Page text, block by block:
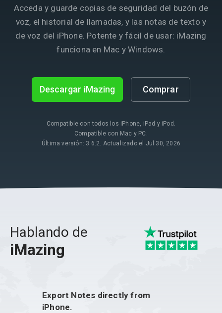
Acceda y guarde copias de seguridad del buzón de
voz, el historial de llamadas, y las notas de texto y
de voz del iPhone. Potente y fácil de usar: iMazing
funciona en Mac y Windows.
Descargar iMazing Comprar
Compatible con todos los iPhone, iPad y iPod.
Compatible con Mac y PC.
Última versión: 3.6.2. Actualizado el Jul 30, 2026
Hablando de
iMazing
Export Notes directly from
iPhone.